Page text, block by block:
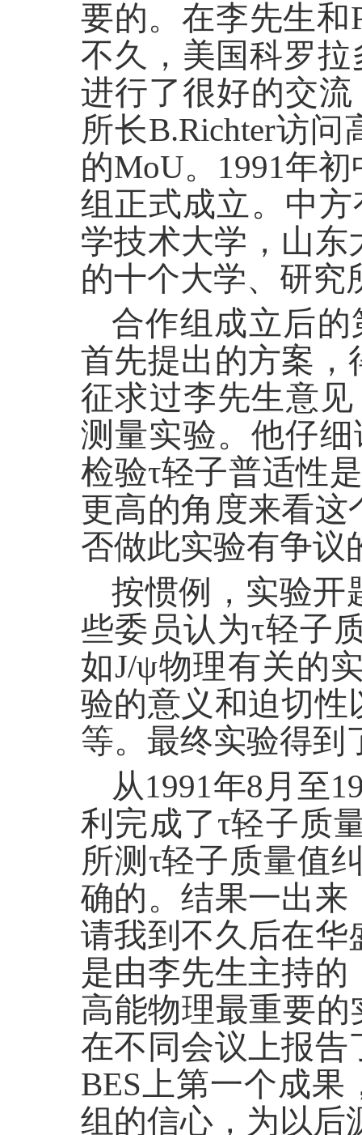
要的。在李先生和
不久，美国科罗拉
进行了很好的交
所长B.Richter访
的MoU。1991年
组正式成立。中
学技术大学，山东
的十个大学、研究
合作组成立后
首先提出的方案，
征求过李先生意
测量实验。他仔
检验τ轻子普适性
更高的角度来看
否做此实验有争议
按惯例，实验开
些委员认为τ轻子
如J/ψ物理有关的
验的意义和迫切性
等。最终实验得到
从1991年8月至
利完成了τ轻子质
所测τ轻子质量值
确的。结果一出来
请我到不久后在华
是由李先生主持
高能物理最重要
在不同会议上报告
BES上第一个成
组的信心，为以后